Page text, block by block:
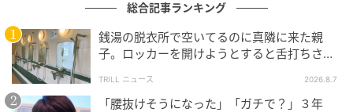
総合記事ランキング
銭湯の脱衣所で空いてるのに真隣に来た親
子。ロッカーを開けようとすると舌打ちさ
中で拍手」
TRILL ニュース 2026.8.7
「腰抜けそうになった」「ガチで？」３年